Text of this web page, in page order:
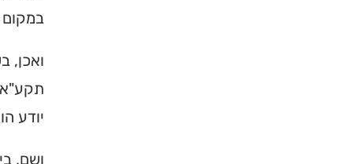
במקום
ואכן,
תקע"א
יודע
ושם,
מחפשים
מוסד